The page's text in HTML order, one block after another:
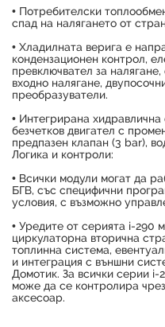
• Потребителски
спад на налягането от
• Хладилната верига е
кондензационен контрол,
превключвател за
входно налягане,
преобразуватели.
• Интегрирана
безчетков двигател с
предпазен клапан (3 bar),
Логика и контроли:
• Всички модули могат да
БГВ, със специфични
условия, с възможно
• Уредите от серията i-290
циркулаторна вторична
топлинна система,
и интеграция с външни
Домотик. За всички серии i-
може да се контролира
аксесоар.